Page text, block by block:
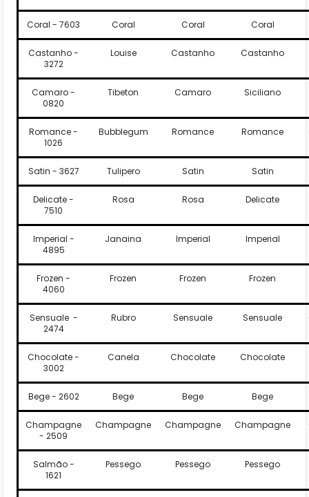
Coral - 7603 Coral Coral Coral
Castanho -
3272
Louise Castanho Castanho
Camaro -
0820
Tibeton Camaro Siciliano
Romance -
1026
Bubblegum Romance Romance
Satin - 3627 Tulipero Satin Satin
Delicate -
7510
Rosa Rosa Delicate
Imperial -
4895
Janaina Imperial Imperial
Frozen -
4060
Frozen Frozen Frozen
Sensuale -
2474
Rubro Sensuale Sensuale
Chocolate -
3002
Canela Chocolate Chocolate
Bege - 2602 Bege Bege Bege
Champagne
- 2509
Champagne Champagne Champagne
Salmão -
1621
Pessego Pessego Pessego